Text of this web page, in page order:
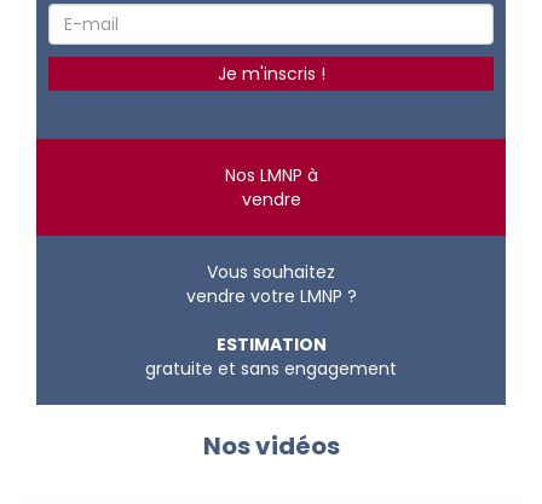
Nos LMNP à
vendre
Vous souhaitez
vendre votre LMNP ?
ESTIMATION
gratuite et sans engagement
Nos vidéos